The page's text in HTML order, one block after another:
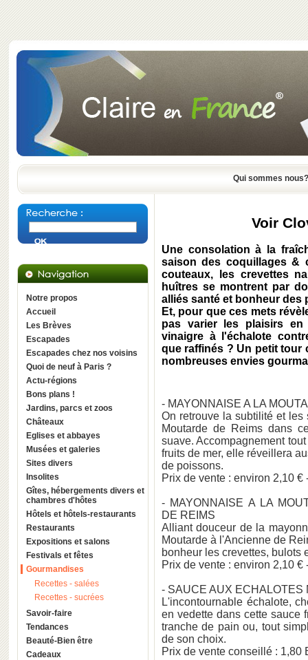
Qui sommes nous?
Notre propos
Accueil
Les Brèves
Escapades
Escapades chez nos voisins
Quoi de neuf à Paris ?
Actu-régions
Bons plans !
Jardins, parcs et zoos
Châteaux
Eglises et abbayes
Musées et galeries
Sites divers
Insolites
Gîtes, hébergements divers et
chambres d'hôtes
Hôtels et hôtels-restaurants
Restaurants
Expositions et salons
Festivals et fêtes
Gourmandises
Recettes - salées
Recettes - sucrées
Savoir-faire
Tendances
Beauté-Bien être
Cadeaux
Voir
Une consolation à la
saison des coquillages &
couteaux, les crevettes
huîtres se montrent par
alliés santé et bonheur des
Et, pour que ces mets
pas varier les plaisirs
vinaigre à l'échalote
que raffinés ? Un petit
nombreuses envies
- MAYONNAISE A LA
On retrouve la subtilité et
Moutarde de Reims dans
suave. Accompagnement
fruits de mer, elle réveillera
de poissons.
Prix de vente : environ 2,10 €
- MAYONNAISE A LA
DE REIMS
Alliant douceur de la
Moutarde à l'Ancienne de
bonheur les crevettes, bulots
Prix de vente : environ 2,10 €
- SAUCE AUX ECHALOTES
L'incontournable échalote,
en vedette dans cette sauce
tranche de pain ou, tout
de son choix.
Prix de vente conseillé : 1,80